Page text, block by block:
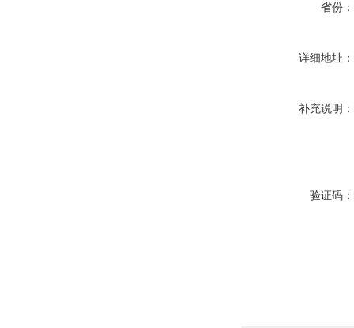
省份：
详细地址：
补充说明：
验证码：